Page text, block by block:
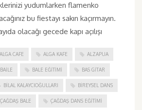
yudumlarken flamenko
bu fiestayı sakın kaçırmayın.
olacağı gecede kapı açılışı
ALGA CAFE ALGA KAFE ALZAPUA
BAILE BALE EĞITIMI BAS GITAR
BILAL KALAYCIOĞULLARI BIREYSEL DANS
ÇAĞDAŞ BALE ÇAĞDAŞ DANS EĞITIMI